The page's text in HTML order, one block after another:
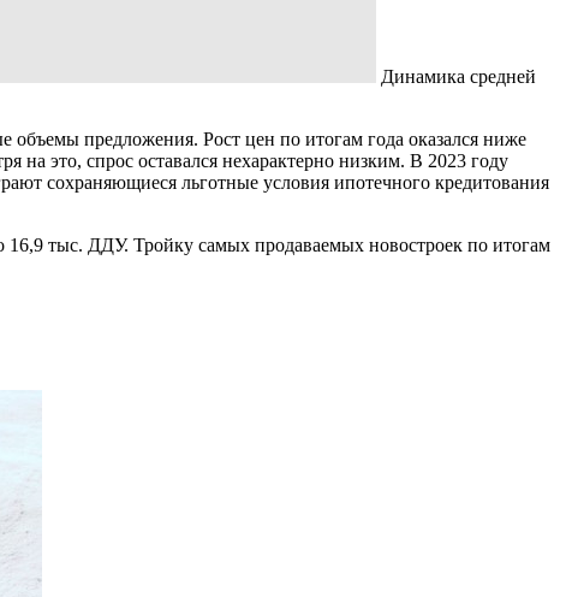
Динамика средней
предложения. Рост цен по итогам года оказался ниже
это, спрос оставался нехарактерно низким. В 2023 году
сохраняющиеся льготные условия ипотечного кредитования
16,9 тыс. ДДУ. Тройку самых продаваемых новостроек по итогам